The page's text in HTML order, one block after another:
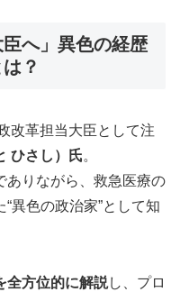
へ」異色の経歴
？
改革担当大臣として注
ひさし）氏。
ありながら、救急医療の
異色の政治家”として知
全方位的に解説し、プロ